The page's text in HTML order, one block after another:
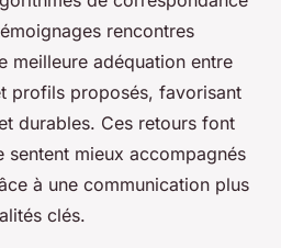
rencontres
meilleure adéquation entre
profils proposés, favorisant
durables. Ces retours font
sentent mieux accompagnés
à une communication plus
clés.